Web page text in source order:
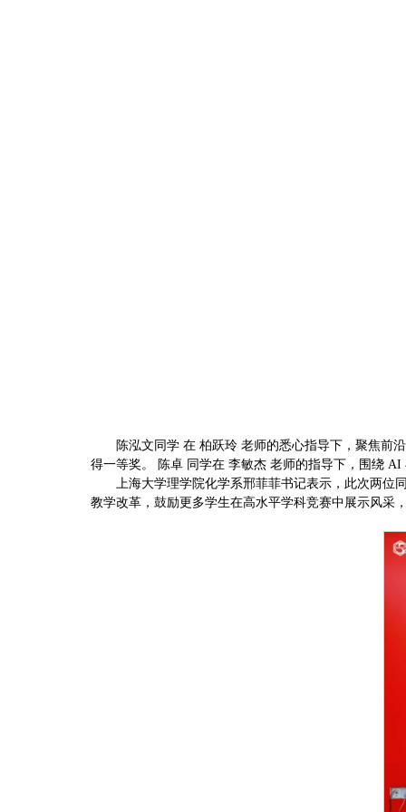
陈泓文同学 在 柏跃玲 老师的悉心指导下，聚焦前
得一等奖。 陈卓 同学在 李敏杰 老师的指导下，围绕
上海大学理学院化学系邢菲菲书记表示，此次两
教学改革，鼓励更多学生在高水平学科竞赛中展示风采